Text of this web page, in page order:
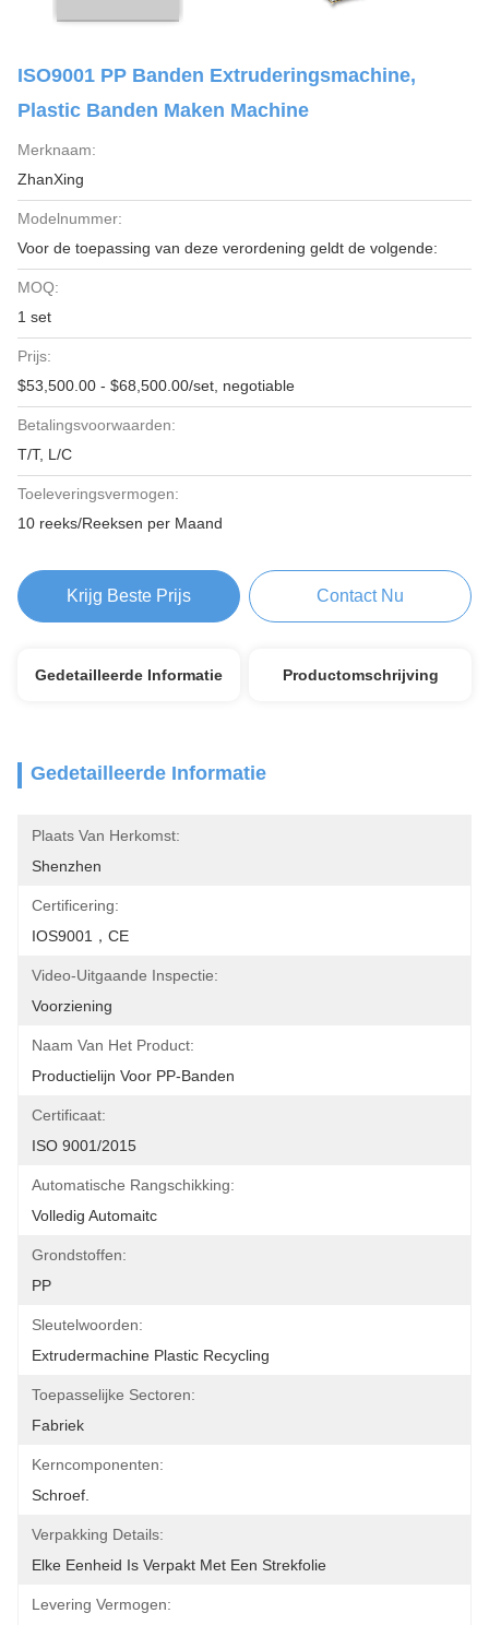
ISO9001 PP Banden Extruderingsmachine,
Plastic Banden Maken Machine
Merknaam:
ZhanXing
Modelnummer:
Voor de toepassing van deze verordening geldt de volgende:
MOQ:
1 set
Prijs:
$53,500.00 - $68,500.00/set, negotiable
Betalingsvoorwaarden:
T/T, L/C
Toeleveringsvermogen:
10 reeks/Reeksen per Maand
Krijg Beste Prijs Contact Nu
Gedetailleerde Informatie Productomschrijving
Gedetailleerde Informatie
Plaats Van Herkomst:
Shenzhen
Certificering:
IOS9001，CE
Video-Uitgaande Inspectie:
Voorziening
Naam Van Het Product:
Productielijn Voor PP-Banden
Certificaat:
ISO 9001/2015
Automatische Rangschikking:
Volledig Automaitc
Grondstoffen:
PP
Sleutelwoorden:
Extrudermachine Plastic Recycling
Toepasselijke Sectoren:
Fabriek
Kerncomponenten:
Schroef.
Verpakking Details:
Elke Eenheid Is Verpakt Met Een Strekfolie
Levering Vermogen: